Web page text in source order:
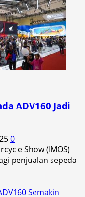
ADV160 Jadi
0
Show (IMOS)
penjualan sepeda
Semakin